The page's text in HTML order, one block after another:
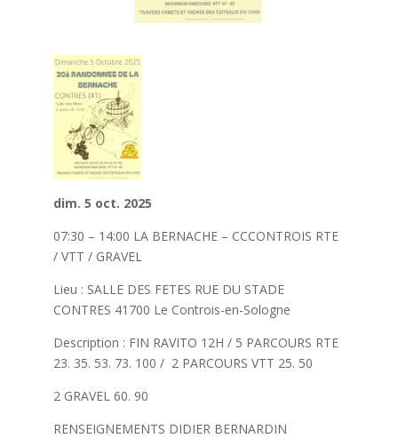
dim. 5 oct. 2025
07:30 – 14:00 LA BERNACHE – CCCONTROIS RTE
/ VTT / GRAVEL
Lieu : SALLE DES FETES RUE DU STADE
CONTRES 41700 Le Controis-en-Sologne
Description : FIN RAVITO 12H / 5 PARCOURS RTE
23. 35. 53. 73. 100 / 2 PARCOURS VTT 25. 50
2 GRAVEL 60. 90
RENSEIGNEMENTS DIDIER BERNARDIN